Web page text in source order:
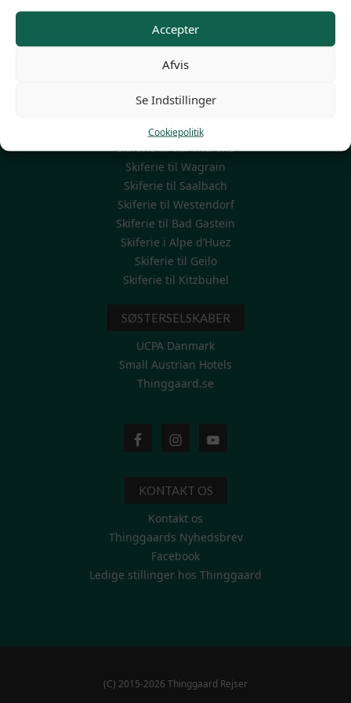
Accepter
Afvis
Se Indstillinger
Cookiepolitik
Skiferie uge 7 – vinterferien
Thinggaards egne hoteller
Rejseinformation/FAQ
POPULÆRE REJSEMÅL
Skiferie til St. Anton
Skiferie til Val Thorens
Skiferie til Wagrain
Skiferie til Saalbach
Skiferie til Westendorf
Skiferie til Bad Gastein
Skiferie i Alpe d’Huez
Skiferie til Geilo
Skiferie til Kitzbühel
SØSTERSELSKABER
UCPA Danmark
Small Austrian Hotels
Thinggaard.se
KONTAKT OS
Kontakt os
Thinggaards Nyhedsbrev
Facebook
Ledige stillinger hos Thinggaard
(C) 2015-2026 Thinggaard Rejser